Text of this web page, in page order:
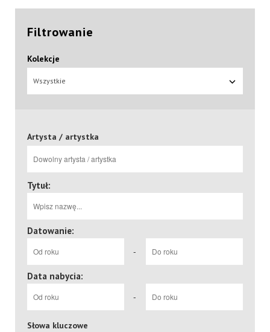
Filtrowanie
Kolekcje
Wszystkie
Artysta / artystka
Tytuł:
Datowanie:
-
Data nabycia:
-
Słowa kluczowe